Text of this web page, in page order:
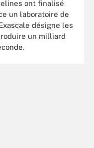
ont finalisé
un laboratoire de
désigne les
un milliard